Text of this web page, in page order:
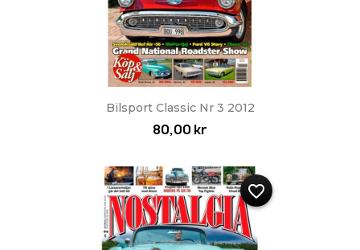
Bilsport Classic Nr 3 2012
80,00 kr
favorite_border